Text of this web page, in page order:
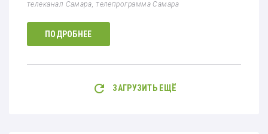
телеканал Самара,телепрограмма Самара
ПОДРОБНЕЕ
ЗАГРУЗИТЬ ЕЩЁ